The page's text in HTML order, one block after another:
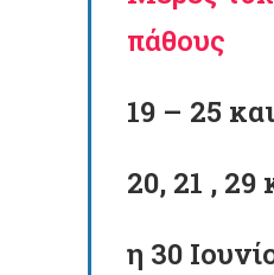
πάθους
19 – 25
20, 21 , 29
η 30